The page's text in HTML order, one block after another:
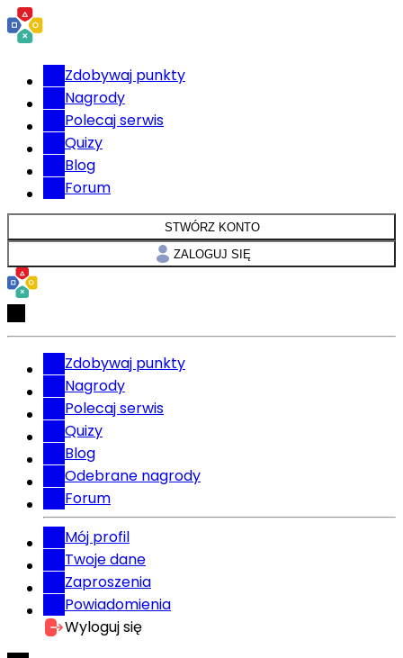
Zdobywaj punkty
Nagrody
Polecaj serwis
Quizy
Blog
Forum
STWÓRZ KONTO
ZALOGUJ SIĘ
Zdobywaj punkty
Nagrody
Polecaj serwis
Quizy
Blog
Odebrane nagrody
Forum
Mój profil
Twoje dane
Zaproszenia
Powiadomienia
Wyloguj się